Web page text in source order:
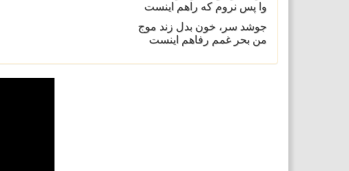
وا پس نروم که راهم اينست
جوشد سر، خون بدل زند موج
من بحر غمم رفاهم اينست